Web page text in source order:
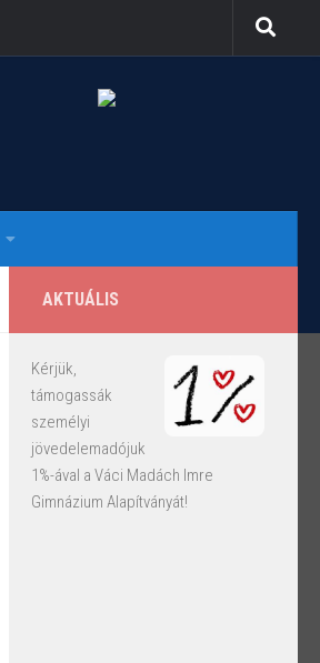
AKTUÁLIS
Kérjük,
támogassák
személyi
jövedelemadójuk
1%-ával a Váci Madách Imre
Gimnázium Alapítványát!